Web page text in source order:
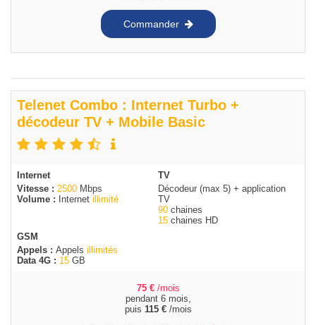
Commander
Telenet Combo : Internet Turbo +
décodeur TV + Mobile Basic
Internet
Vitesse : 2500 Mbps
Volume :
Internet illimité
TV
Décodeur (max 5) + application
TV
90 chaines
15 chaines HD
GSM
Appels : Appels illimités
Data 4G : 15 GB
75 € /mois
pendant 6 mois,
puis 115 €/mois